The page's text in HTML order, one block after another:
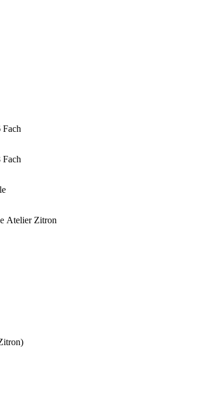
Fach
Fach
Atelier Zitron